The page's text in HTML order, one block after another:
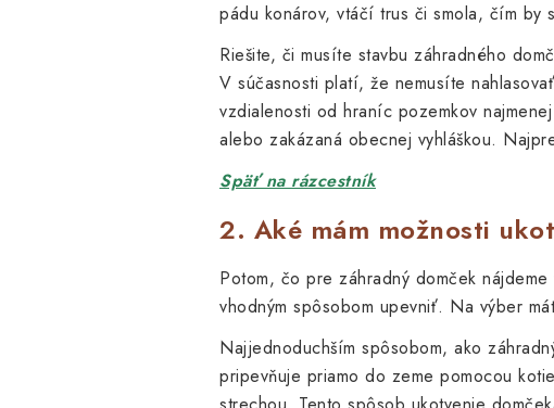
pádu konárov, vtáčí trus či smola, čím by
Riešite, či musíte stavbu záhradného
V súčasnosti platí, že nemusíte
vzdialenosti od hraníc pozemkov
alebo zakázaná obecnej vyhláškou.
Späť na rázcestník
2. Aké mám možnosti
Potom, čo pre záhradný domček
vhodným spôsobom upevniť. Na výber
Najjednoduchším spôsobom, ako
pripevňuje priamo do zeme pomocou